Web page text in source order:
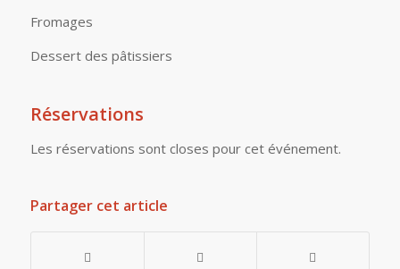
Fromages
Dessert des pâtissiers
Réservations
Les réservations sont closes pour cet événement.
Partager cet article